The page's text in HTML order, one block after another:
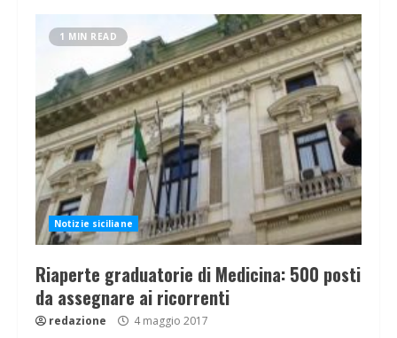
1 MIN READ
Notizie siciliane
Riaperte graduatorie di Medicina: 500 posti
da assegnare ai ricorrenti
redazione 4 maggio 2017